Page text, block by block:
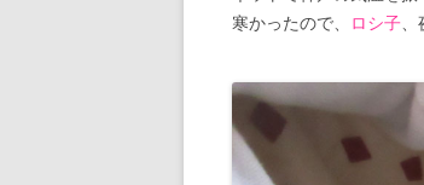
寒かったので、
ロシ子、